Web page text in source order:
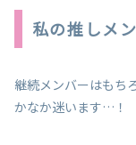
私の推しメン
継続メンバーはもち
かなか迷います…！